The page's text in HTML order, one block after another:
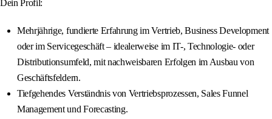
Dein Profil:
Mehrjährige, fundierte Erfahrung im Vertrieb, Business Development
oder im Servicegeschäft – idealerweise im IT-, Technologie- oder
Distributionsumfeld, mit nachweisbaren Erfolgen im Ausbau von
Geschäftsfeldern.
Tiefgehendes Verständnis von Vertriebsprozessen, Sales Funnel
Management und Forecasting.